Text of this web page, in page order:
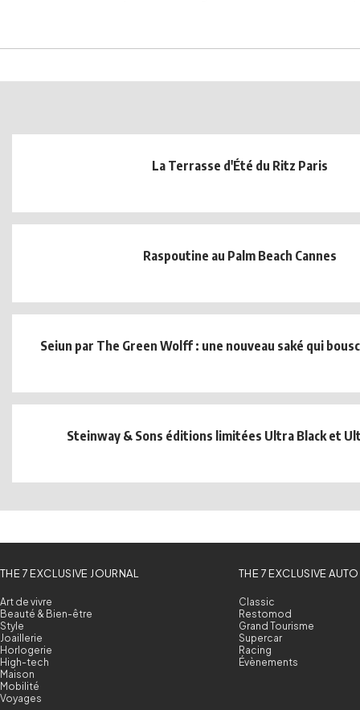
La Terrasse d'Été du Ritz Paris
Raspoutine au Palm Beach Cannes
Seiun par The Green Wolff : une nouveau saké qui
Steinway & Sons éditions limitées Ultra Black et
THE 7 EXCLUSIVE JOURNAL
Art de vivre
Beauté & Bien-être
Style
Joaillerie
Horlogerie
High-tech
Maison
Mobilité
Voyages
THE 7 EXCLUSIVE AUTO
Classic
Restomod
Grand Tourisme
Supercar
Racing
Évènements